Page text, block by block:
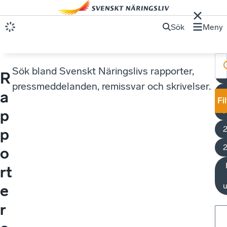
Sök Meny
R
a
p
p
o
rt
e
r
Sök bland Svenskt Näringslivs rapporter,
pressmeddelanden, remissvar och skrivelser.